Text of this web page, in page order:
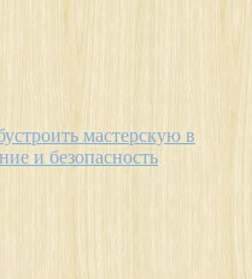
мастерскую в
и безопасность